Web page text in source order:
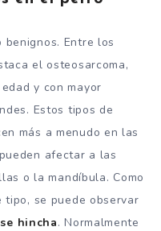
benignos. Entre los
el osteosarcoma,
y con mayor
Estos tipos de
más a menudo en las
afectar a las
o la mandíbula. Como
se puede observar
hincha. Normalmente